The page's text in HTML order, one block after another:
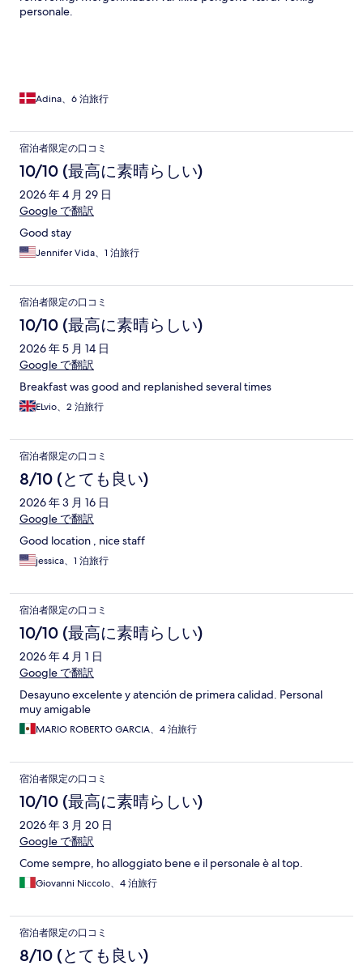
personale.
Adina、6 泊旅行
宿泊者限定の口コミ
10/10 (最高に素晴らしい)
2026 年 4 月 29 日
Google で翻訳
Good stay
Jennifer Vida、1 泊旅行
宿泊者限定の口コミ
10/10 (最高に素晴らしい)
2026 年 5 月 14 日
Google で翻訳
Breakfast was good and replanished several times
ELvio、2 泊旅行
宿泊者限定の口コミ
8/10 (とても良い)
2026 年 3 月 16 日
Google で翻訳
Good location , nice staff
jessica、1 泊旅行
宿泊者限定の口コミ
10/10 (最高に素晴らしい)
2026 年 4 月 1 日
Google で翻訳
Desayuno excelente y atención de primera calidad. Personal
muy amigable
MARIO ROBERTO GARCIA、4 泊旅行
宿泊者限定の口コミ
10/10 (最高に素晴らしい)
2026 年 3 月 20 日
Google で翻訳
Come sempre, ho alloggiato bene e il personale è al top.
Giovanni Niccolo、4 泊旅行
宿泊者限定の口コミ
8/10 (とても良い)